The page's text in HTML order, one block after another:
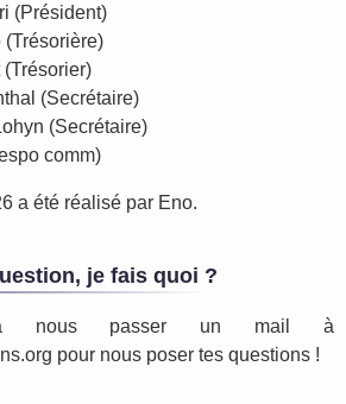
(Président)
(Trésorière)
(Secrétaire)
(Secrétaire)
comm)
a été réalisé par Eno.
je fais quoi ?
nous passer un mail à
ldb pour nous poser tes questions !